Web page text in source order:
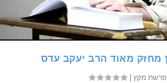
מאוד הרב יעקב עדס
פרשת מקץ|